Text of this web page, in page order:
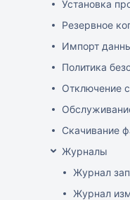
Установка
Резервное
Импорт
Политика
Отключение
Скачивание
Журналы
Журнал
Журнал